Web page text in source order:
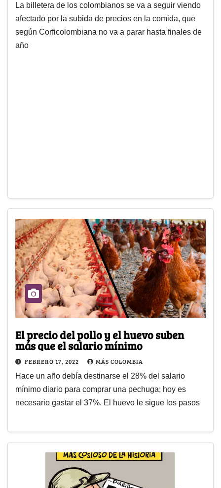
La billetera de los colombianos se va a seguir viendo
afectado por la subida de precios en la comida, que
según Corficolombiana no va a parar hasta finales de
año
El precio del pollo y el huevo suben
más que el salario mínimo
FEBRERO 17, 2022 MÁS COLOMBIA
Hace un año debía destinarse el 28% del salario
mínimo diario para comprar una pechuga; hoy es
necesario gastar el 37%. El huevo le sigue los pasos